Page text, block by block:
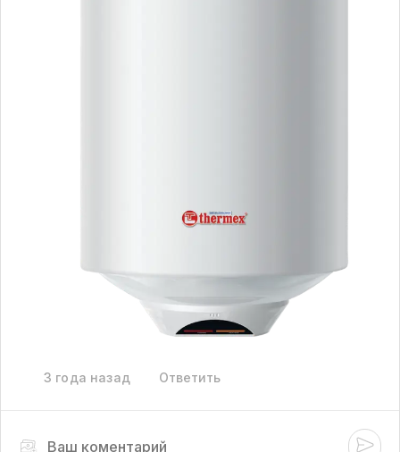
3 года назад Ответить